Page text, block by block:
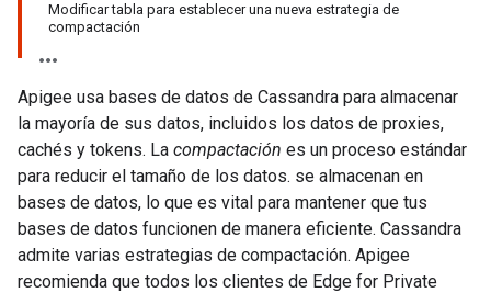
Modificar tabla para establecer una nueva estrategia de
compactación
Apigee usa bases de datos de Cassandra para almacenar
la mayoría de sus datos, incluidos los datos de proxies,
cachés y tokens. La compactación es un proceso estándar
para reducir el tamaño de los datos. se almacenan en
bases de datos, lo que es vital para mantener que tus
bases de datos funcionen de manera eficiente. Cassandra
admite varias estrategias de compactación. Apigee
recomienda que todos los clientes de Edge for Private